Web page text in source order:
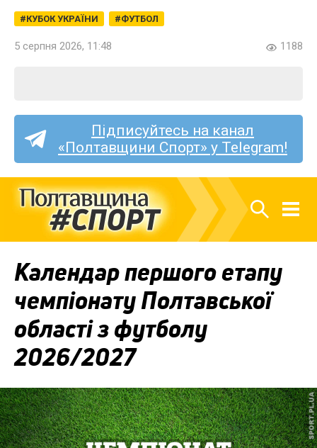
КУБОК УКРАЇНИ ФУТБОЛ
5 серпня 2026, 11:48 1188
Підписуйтесь на канал
«Полтавщини Спорт» у Telegram!
Календар першого етапу
чемпіонату Полтавської
області з футболу
2026/2027